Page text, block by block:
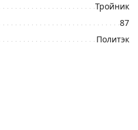
Тройник
87
Политэк